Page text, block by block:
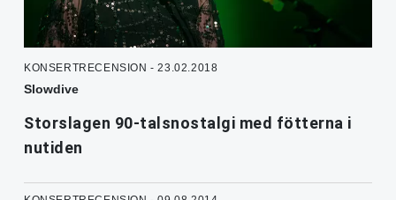
KONSERTRECENSION - 23.02.2018
Slowdive
Storslagen 90-talsnostalgi med fötterna i
nutiden